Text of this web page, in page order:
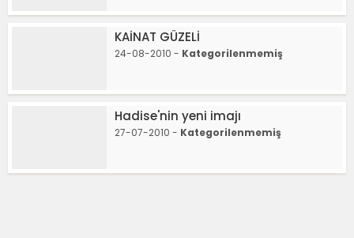
KAİNAT GÜZELİ
24-08-2010 - Kategorilenmemiş
Hadise'nin yeni imajı
27-07-2010 - Kategorilenmemiş